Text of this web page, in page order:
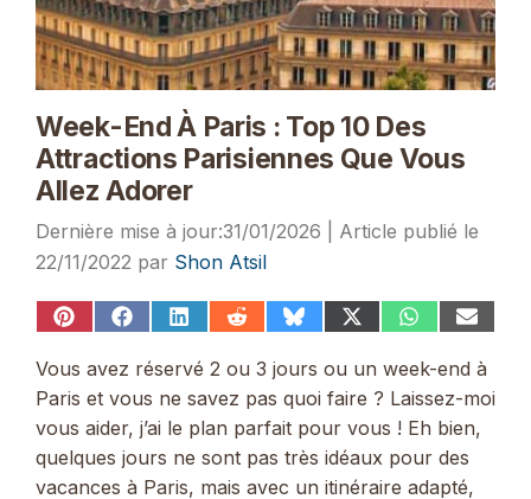
Week-End À Paris : Top 10 Des
Attractions Parisiennes Que Vous
Allez Adorer
31/01/2026
22/11/2022 par Shon Atsil
Share
Pinterest
Share
Facebook
Share
LinkedIn
Share
Reddit
ShareShare
(Twitter)
Share
WhatsApp
Share
Email
Vous avez réservé 2 ou 3 jours ou un week-end à
Paris et vous ne savez pas quoi faire ? Laissez-moi
vous aider, j’ai le plan parfait pour vous ! Eh bien,
quelques jours ne sont pas très idéaux pour des
vacances à Paris, mais avec un itinéraire adapté,